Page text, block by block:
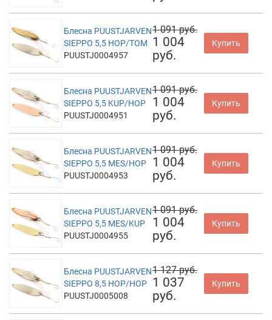
Блесна PUUSTJARVEN
SIEPPO 5,5 HOP/TOM
PUUSTJ0004957
1 091 руб.
1 004
руб.
Купить
Блесна PUUSTJARVEN
SIEPPO 5,5 KUP/HOP
PUUSTJ0004951
1 091 руб.
1 004
руб.
Купить
Блесна PUUSTJARVEN
SIEPPO 5,5 MES/HOP
PUUSTJ0004953
1 091 руб.
1 004
руб.
Купить
Блесна PUUSTJARVEN
SIEPPO 5,5 MES/KUP
PUUSTJ0004955
1 091 руб.
1 004
руб.
Купить
Блесна PUUSTJARVEN
SIEPPO 8,5 HOP/HOP
PUUSTJ0005008
1 127 руб.
1 037
руб.
Купить